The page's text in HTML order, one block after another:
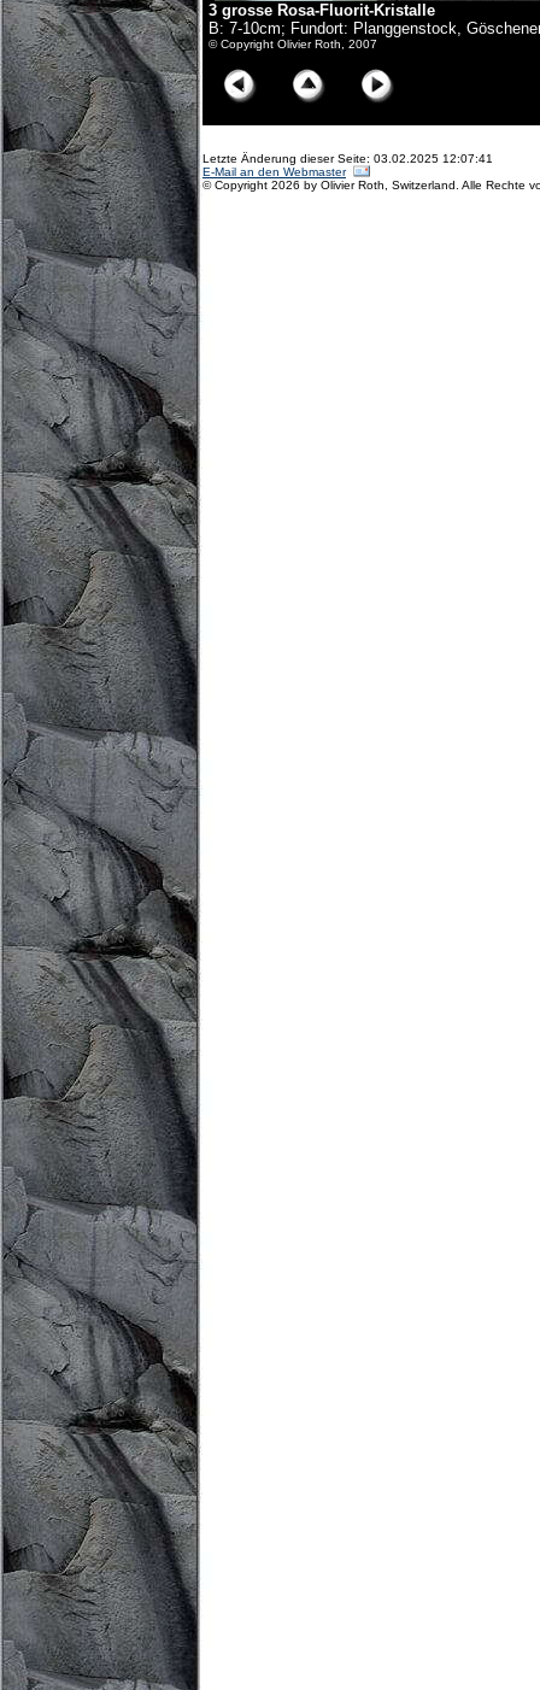
3 grosse Rosa-Fluorit-Kristalle
B: 7-10cm; Fundort: Planggenstock,
© Copyright Olivier Roth, 2007
Letzte Änderung dieser Seite: 03.02.2025 12:07:41
E-Mail an den Webmaster
© Copyright 2026 by Olivier Roth, Switzerland. Alle Rechte